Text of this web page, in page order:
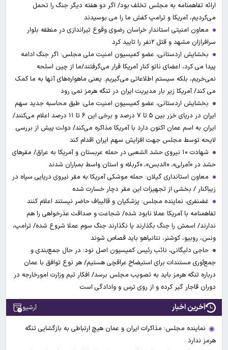
ارائه تفاهمنامه به مجلس تخلف بود/ اگر دو هفته دیگر جنگ را تحمل
می‌کردیم، آمریکا و ترامپ کفش ما را می بوسیدند
معاون امنیتی استاندار خراسان رضوی وقوع تیراندازی در منطقه بلوار
سرافرازان مشهد و قتل ۲نفر را تایید کرد
بخشایش اردستانی، عضو کمیسیون امنیت ملی مجلس: اگر جنگ ادامه
پیدا می کرد، اعضای ناتو کنار آمریکا قرار می‌گرفتند/ما از چین اسلحه
نمی‌خریم، بلکه سیستم اطلاعاتی می‌گیریم. یعنی ماهواره‌های آنها به ما کمک
می کند/ آمریکا زیر بار مدیریت ایران در تنگه هرمز نمی رود
بخشایش اردستانی، عضو کمیسیون امنیت ملی: طبق محاسبه جدید سهم
ایران در دریای خزر بین ۵ تا ۷ درصد و برخی این ۶ تا ۱۱ درصد اعلام می‌کنند/
ایران به اسم عمان اکنون دارد با آمریکا مذاکره می‌کند/ دولت پیش از بررسی
لایحه توسط مجلس جهت افزایش سهم ایران اقدام کند
شهادت ۱۰ نیروی حشد الشعبی در حمله عربستان و آمریکا به عراق/ مقرهای
حشد در »آمرلی»، «الدبس»، «کربلا« و استان واسط بمباران شدند
معاون استانداری گیلان: حمله موشکی آمریکا به مقر نیروی دریایی سپاه در
زیباکنار / بخشی از تجهیزات این مقر دچار خسارت شده
غضنفری، نماینده مجلس: پزشکیان و قالیباف حاضر نیستند اعلام کنند
تفاهمنامه با آمریکا عملا نابود شده/ شجاعت و صداقت عذرخواهی را هم
ندارند/ اسمش را جنگ بگذارند یا نگذارند جنگ سوم عملا شروع شده/ ترامپ،
ونس، روبیو، کوشنر، نتانیاهو باید قصاص شوند
حاجی دلیگانی، نائب رئیس کمیسیون اصل نود: در حال جمع‌بندی و
جمع‌آوری مستندات برای استیضاح عراقچی هستیم/ هر نوع توافق با عمان
درباره تنگه هرمز باید به تصویب مجلس برسد/ افکار تیم وزارت امورخارجه در
دوران قاجار گیر کرده و از روی ترس و وادادگی است
آخرین اخبار آرشیو
نماینده مجلس: مذاکرات ایران و عمان هیچ ارتباطی به بازگشایی تنگه
هرمز ندارد